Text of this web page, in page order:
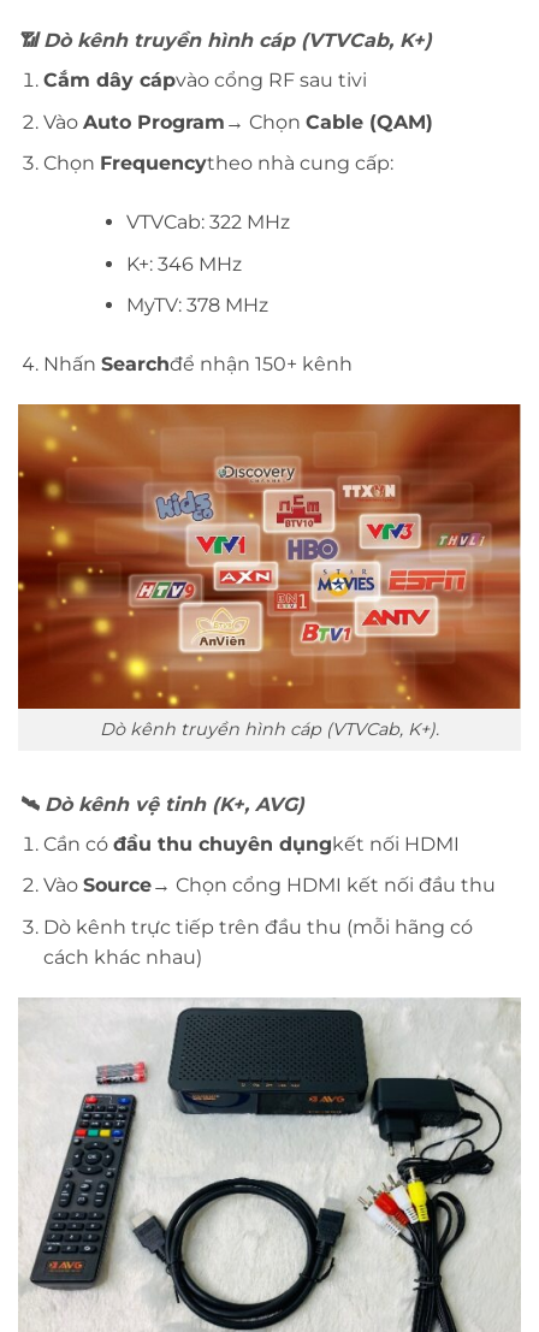
📶Dò kênh truyền hình cáp (VTVCab, K+)
Cắm dây cápvào cổng RF sau tivi
Vào Auto Program → Chọn Cable (QAM)
Chọn Frequencytheo nhà cung cấp:
VTVCab: 322 MHz
K+: 346 MHz
MyTV: 378 MHz
Nhấn Searchđể nhận 150+ kênh
Dò kênh truyền hình cáp (VTVCab, K+).
🛰️ Dò kênh vệ tinh (K+, AVG)
Cần có đầu thu chuyên dụngkết nối HDMI
Vào Source→ Chọn cổng HDMI kết nối đầu thu
Dò kênh trực tiếp trên đầu thu (mỗi hãng có
cách khác nhau)